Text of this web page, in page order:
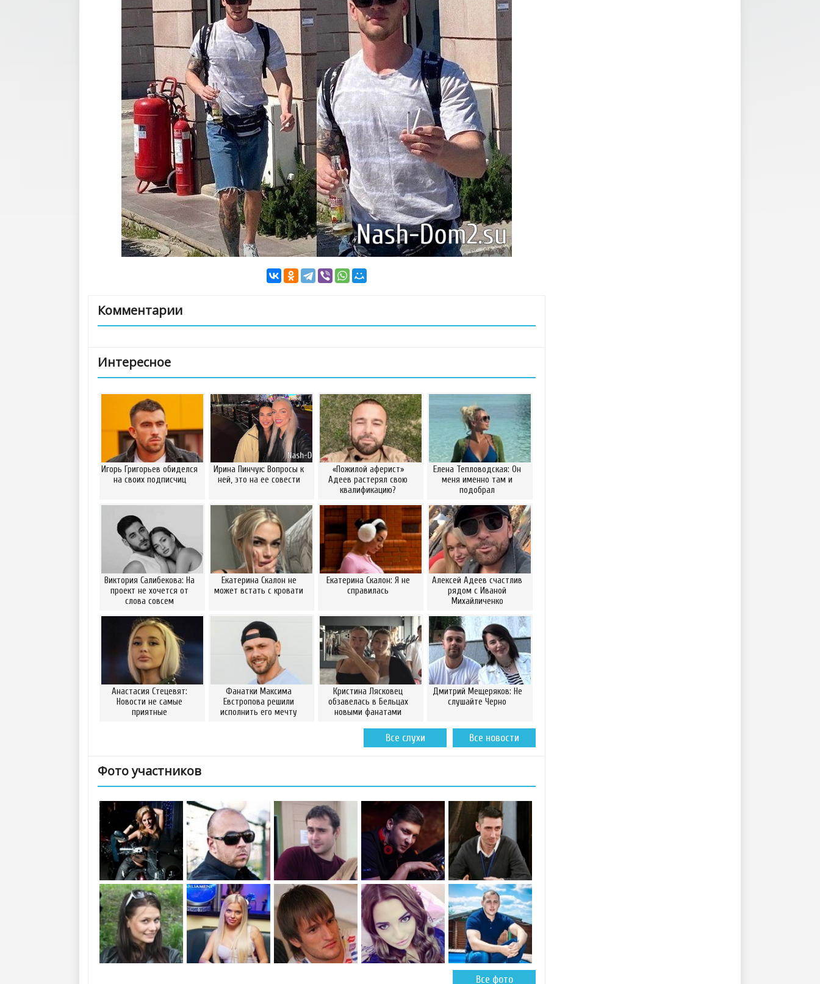
Комментарии
Интересное
Игорь Григорьев обиделся
на своих подписчиц
Ирина Пинчук: Вопросы к
ней, это на ее совести
«Пожилой аферист»
Адеев растерял свою
квалификацию?
Елена Тепловодская: Он
меня именно там и
подобрал
Виктория Салибекова: На
проект не хочется от
слова совсем
Екатерина Скалон не
может встать с кровати
Екатерина Скалон: Я не
справилась
Алексей Адеев счастлив
рядом с Иваной
Михайличенко
Анастасия Стецевят:
Новости не самые
приятные
Фанатки Максима
Евстропова решили
исполнить его мечту
Кристина Лясковец
обзавелась в Бельцах
новыми фанатами
Дмитрий Мещеряков: Не
слушайте Черно
Все новости
Все слухи
Фото участников
Все фото